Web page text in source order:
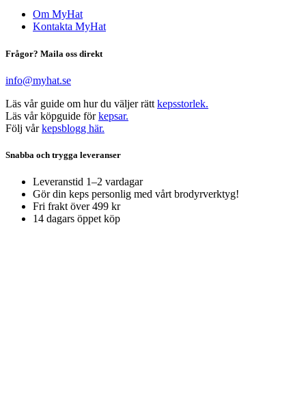
Om MyHat
Kontakta MyHat
Frågor? Maila oss direkt
info@myhat.se
Läs vår guide om hur du väljer rätt kepsstorlek.
Läs vår köpguide förkepsar.
Följ vårkepsblogg här.
Snabba och trygga leveranser
Leveranstid 1–2 vardagar
Gör din keps personlig med vårt brodyrverktyg!
Fri frakt över 499 kr
14 dagars öppet köp